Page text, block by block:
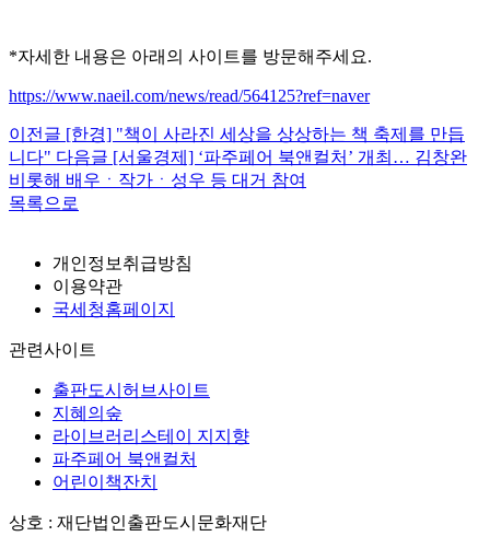
*자세한 내용은 아래의 사이트를 방문해주세요.
https://www.naeil.com/news/read/564125?ref=naver
이전글 [한경] "책이 사라진 세상을 상상하는 책 축제를 만듭
니다" 다음글 [서울경제] ‘파주페어 북앤컬처’ 개최… 김창완
비롯해 배우ㆍ작가ㆍ성우 등 대거 참여
목록으로
개인정보취급방침
이용약관
국세청홈페이지
관련사이트
출판도시허브사이트
지혜의숲
라이브러리스테이 지지향
파주페어 북앤컬처
어린이책잔치
상호 : 재단법인출판도시문화재단